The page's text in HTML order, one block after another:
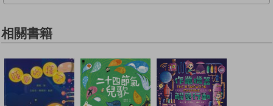
相關書籍